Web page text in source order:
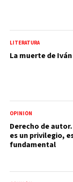
LITERATURA
La muerte de
OPINIÓN
Derecho de autor.
es un privilegio,
fundamental